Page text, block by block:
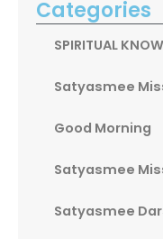
Categories
SPIRITUAL
Satyasmee
Good Morning
Satyasmee
Satyasmee